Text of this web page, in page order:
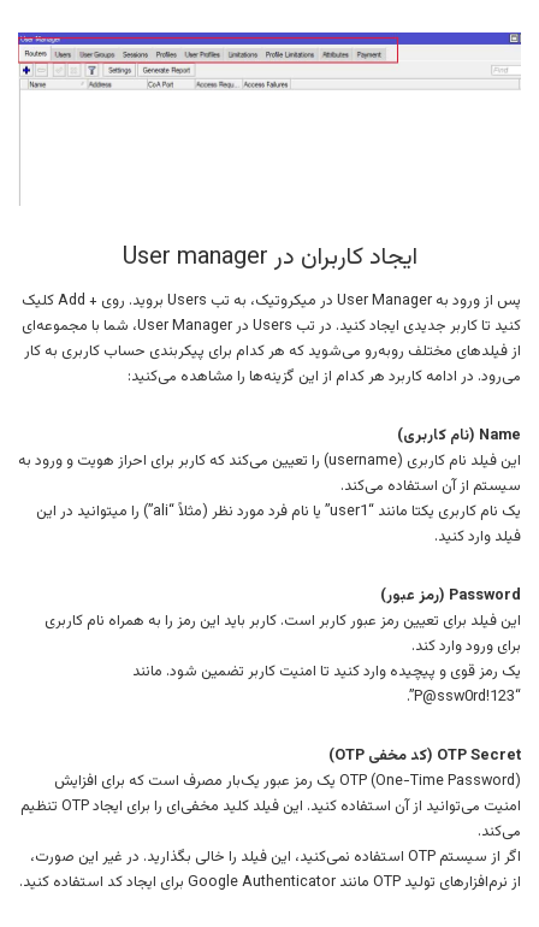
ایجاد کاربران در User manager
پس از ورود به User Manager در میکروتیک، به تب Users بروید. روی + Add کلیک
کنید تا کاربر جدیدی ایجاد کنید. در تب Users در User Manager، شما با مجموعه‌ای
از فیلدهای مختلف روبه‌رو می‌شوید که هر کدام برای پیکربندی حساب کاربری به کار
می‌رود. در ادامه کاربرد هر کدام از این گزینه‌ها را مشاهده می‌کنید:
Name (نام کاربری)
این فیلد نام کاربری (username) را تعیین می‌کند که کاربر برای احراز هویت و ورود به
سیستم از آن استفاده می‌کند.
یک نام کاربری یکتا مانند “user1” یا نام فرد مورد نظر (مثلاً “ali”) را میتوانید در این
فیلد وارد کنید.
Password (رمز عبور)
این فیلد برای تعیین رمز عبور کاربر است. کاربر باید این رمز را به همراه نام کاربری
برای ورود وارد کند.
یک رمز قوی و پیچیده وارد کنید تا امنیت کاربر تضمین شود. مانند
“P@ssw0rd!123”.
OTP Secret (کد مخفی OTP)
OTP (One-Time Password) یک رمز عبور یک‌بار مصرف است که برای افزایش
امنیت می‌توانید از آن استفاده کنید. این فیلد کلید مخفی‌ای را برای ایجاد OTP تنظیم
می‌کند.
اگر از سیستم OTP استفاده نمی‌کنید، این فیلد را خالی بگذارید. در غیر این صورت،
از نرم‌افزارهای تولید OTP مانند Google Authenticator برای ایجاد کد استفاده کنید.